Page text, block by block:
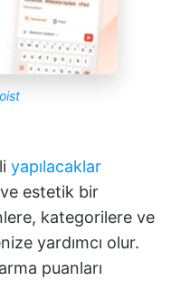
yapılacaklar
estetik bir
kategorilere ve
yardımcı olur.
puanları